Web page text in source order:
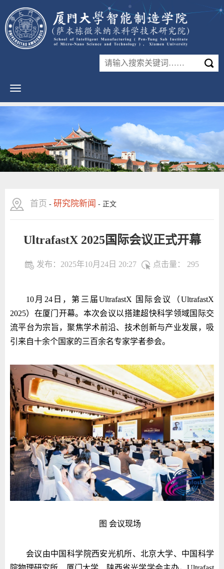
首页 - 研究院新闻 - 正文
UltrafastX 2025国际会议正式开幕
发布：2025年10月24日 20:27 点击量： 295
10月24日，第三届UltrafastX 国际会议（UltrafastX
2025）在厦门开幕。本次会议以搭建超快科学领域国际交
流平台为宗旨，聚焦学术前沿、技术创新与产业发展，吸
引来自十余个国家的三百余名专家学者参会。
图 会议现场
会议由中国科学院西安光机所、北京大学、中国科学